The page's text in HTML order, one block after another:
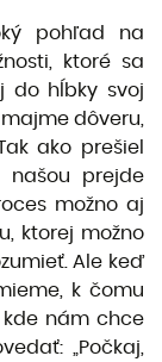
pohľad na
ktoré sa
do hĺbky svoj
dôveru,
ako prešiel
našou prejde
možno aj
ktorej možno
Ale keď
k čomu
nám chce
„Počkaj,